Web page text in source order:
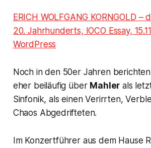
ERICH WOLFGANG KORNGOLD
20. Jahrhunderts, IOCO Essay,
WordPress
Noch in den 50er Jahren
eher beiläufig über Mahler als
Sinfonik, als einen Verirrten,
Chaos Abgedrifteten.
Im Konzertführer aus dem Hause